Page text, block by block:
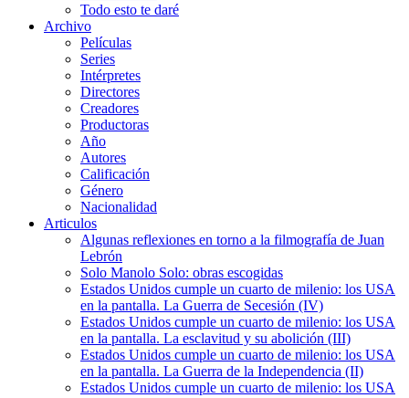
Todo esto te daré
Archivo
Películas
Series
Intérpretes
Directores
Creadores
Productoras
Año
Autores
Calificación
Género
Nacionalidad
Articulos
Algunas reflexiones en torno a la filmografía de Juan
Lebrón
Solo Manolo Solo: obras escogidas
Estados Unidos cumple un cuarto de milenio: los USA
en la pantalla. La Guerra de Secesión (IV)
Estados Unidos cumple un cuarto de milenio: los USA
en la pantalla. La esclavitud y su abolición (III)
Estados Unidos cumple un cuarto de milenio: los USA
en la pantalla. La Guerra de la Independencia (II)
Estados Unidos cumple un cuarto de milenio: los USA